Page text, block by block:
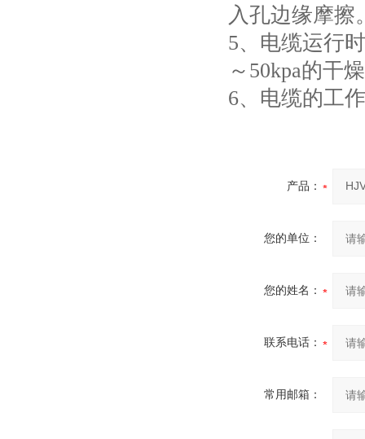
入孔边缘摩擦
5、电缆运行
～ 50kpa的干
6、电缆的工
产品：
您的单位：
您的姓名：
联系电话：
常用邮箱：